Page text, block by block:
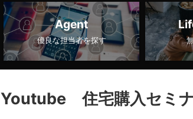
Agent
優良な担当者を探す
Youtube 住宅購入セミ